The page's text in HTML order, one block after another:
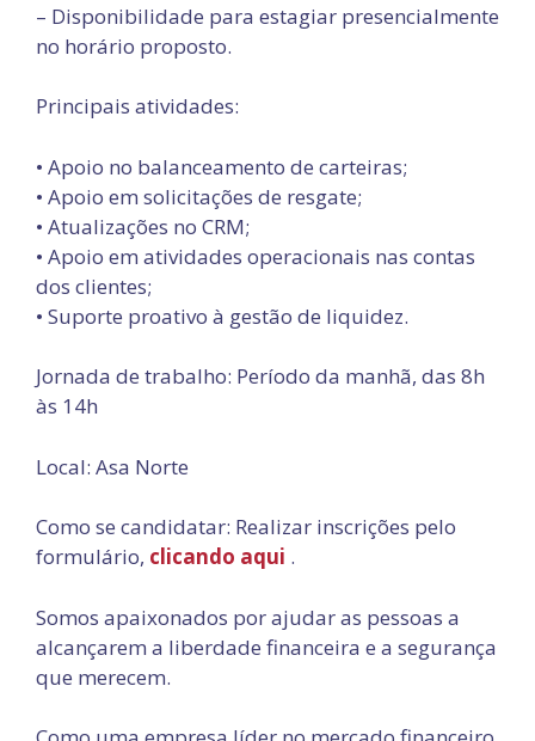
– Disponibilidade para estagiar presencialmente
no horário proposto.
Principais atividades:
•⁠ ⁠Apoio no balanceamento de carteiras;
•⁠ ⁠Apoio em solicitações de resgate;
•⁠ ⁠Atualizações no CRM;
•⁠ ⁠Apoio em atividades operacionais nas contas
dos clientes;
•⁠ ⁠Suporte proativo à gestão de liquidez.
Jornada de trabalho: Período da manhã, das 8h
às 14h
Local: Asa Norte
Como se candidatar: Realizar inscrições pelo
formulário, clicando aqui .
Somos apaixonados por ajudar as pessoas a
alcançarem a liberdade financeira e a segurança
que merecem.